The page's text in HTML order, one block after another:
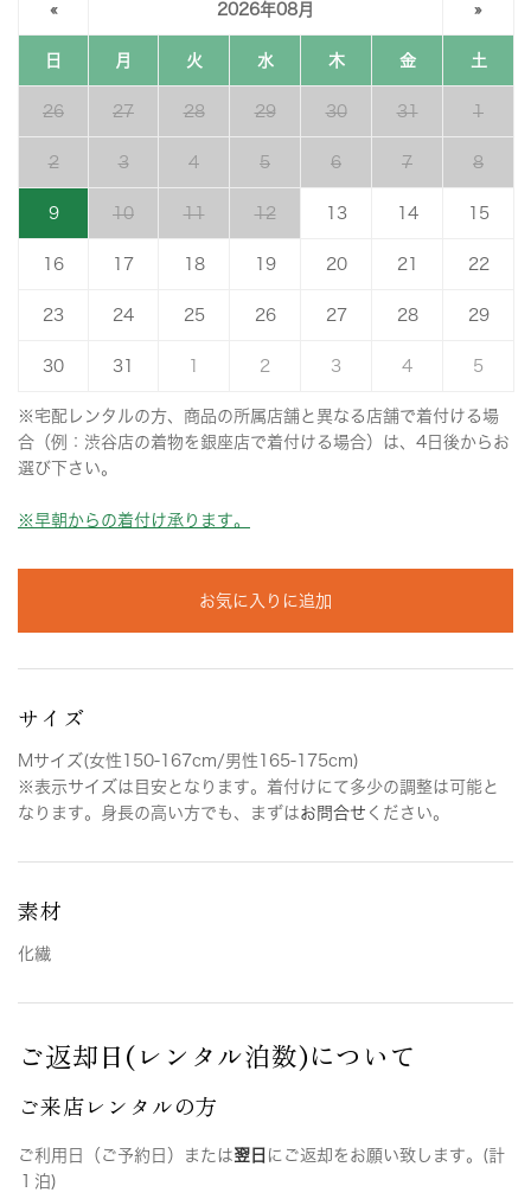
« 2026年08月 »
日 月 火 水 木 金 土
26 27 28 29 30 31 1
2 3 4 5 6 7 8
9 10 11 12 13 14 15
16 17 18 19 20 21 22
23 24 25 26 27 28 29
30 31 2 3 4 5
※宅配レンタルの方、商品の所属店舗と異なる店舗で着付ける場
合（例：渋谷店の着物を銀座店で着付ける場合）は、4日後からお
選び下さい。
※早朝からの着付け承ります。
お気に入りに追加
サイズ
Mサイズ(女性150-167cm/男性165-175cm)
※表示サイズは目安となります。着付けにて多少の調整は可能と
なります。身長の高い方でも、まずはお問合せ ください。
素材
化繊
ご返却日(レンタル泊数)について
ご来店レンタルの方
ご利用日（ご予約日）または翌日 にご返却をお願い致します。(計
１泊)